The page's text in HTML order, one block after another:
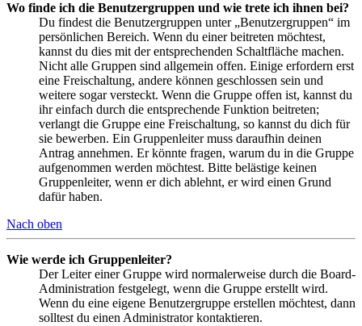
Wo finde ich die Benutzergruppen und wie trete ich ihnen bei?
Du findest die Benutzergruppen unter „Benutzergruppen“ im
persönlichen Bereich. Wenn du einer beitreten möchtest,
kannst du dies mit der entsprechenden Schaltfläche machen.
Nicht alle Gruppen sind allgemein offen. Einige erfordern erst
eine Freischaltung, andere können geschlossen sein und
weitere sogar versteckt. Wenn die Gruppe offen ist, kannst du
ihr einfach durch die entsprechende Funktion beitreten;
verlangt die Gruppe eine Freischaltung, so kannst du dich für
sie bewerben. Ein Gruppenleiter muss daraufhin deinen
Antrag annehmen. Er könnte fragen, warum du in die Gruppe
aufgenommen werden möchtest. Bitte belästige keinen
Gruppenleiter, wenn er dich ablehnt, er wird einen Grund
dafür haben.
Nach oben
Wie werde ich Gruppenleiter?
Der Leiter einer Gruppe wird normalerweise durch die Board-
Administration festgelegt, wenn die Gruppe erstellt wird.
Wenn du eine eigene Benutzergruppe erstellen möchtest, dann
solltest du einen Administrator kontaktieren.